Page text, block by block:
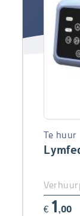
Te huur
€ 1,00